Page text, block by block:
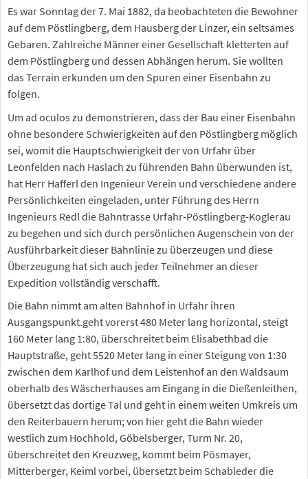
Es war Sonntag der 7. Mai 1882, da beobachteten die Bewohner
auf dem Pöstlingberg, dem Hausberg der Linzer, ein seltsames
Gebaren. Zahlreiche Männer einer Gesellschaft kletterten auf
dem Pöstlingberg und dessen Abhängen herum. Sie wollten
das Terrain erkunden um den Spuren einer Eisenbahn zu
folgen.
Um ad oculos zu demonstrieren, dass der Bau einer Eisenbahn
ohne besondere Schwierigkeiten auf den Pöstlingberg möglich
sei, womit die Hauptschwierigkeit der von Urfahr über
Leonfelden nach Haslach zu führenden Bahn überwunden ist,
hat Herr Hafferl den Ingenieur Verein und verschiedene andere
Persönlichkeiten eingeladen, unter Führung des Herrn
Ingenieurs Redl die Bahntrasse Urfahr-Pöstlingberg-Koglerau
zu begehen und sich durch persönlichen Augenschein von der
Ausführbarkeit dieser Bahnlinie zu überzeugen und diese
Überzeugung hat sich auch jeder Teilnehmer an dieser
Expedition vollständig verschafft.
Die Bahn nimmt am alten Bahnhof in Urfahr ihren
Ausgangspunkt.geht vorerst 480 Meter lang horizontal, steigt
160 Meter lang 1:80, überschreitet beim Elisabethbad die
Hauptstraße, geht 5520 Meter lang in einer Steigung von 1:30
zwischen dem Karlhof und dem Leistenhof an den Waldsaum
oberhalb des Wäscherhauses am Eingang in die Dießenleithen,
übersetzt das dortige Tal und geht in einem weiten Umkreis um
den Reiterbauern herum; von hier geht die Bahn wieder
westlich zum Hochhold, Göbelsberger, Turm Nr. 20,
überschreitet den Kreuzweg, kommt beim Pösmayer,
Mitterberger, Keiml vorbei, übersetzt beim Schableder die